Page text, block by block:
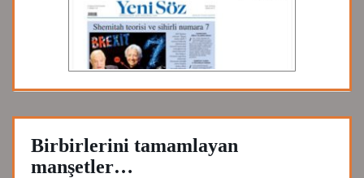
Birbirlerini tamamlayan
manşetler…